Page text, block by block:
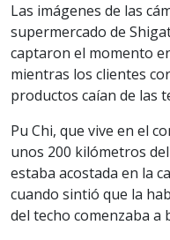
Las imágenes de las
supermercado de
captaron el momento
mientras los clientes
productos caían de las
Pu Chi, que vive en el
unos 200 kilómetros
estaba acostada en la
cuando sintió que la
del techo comenzaba a